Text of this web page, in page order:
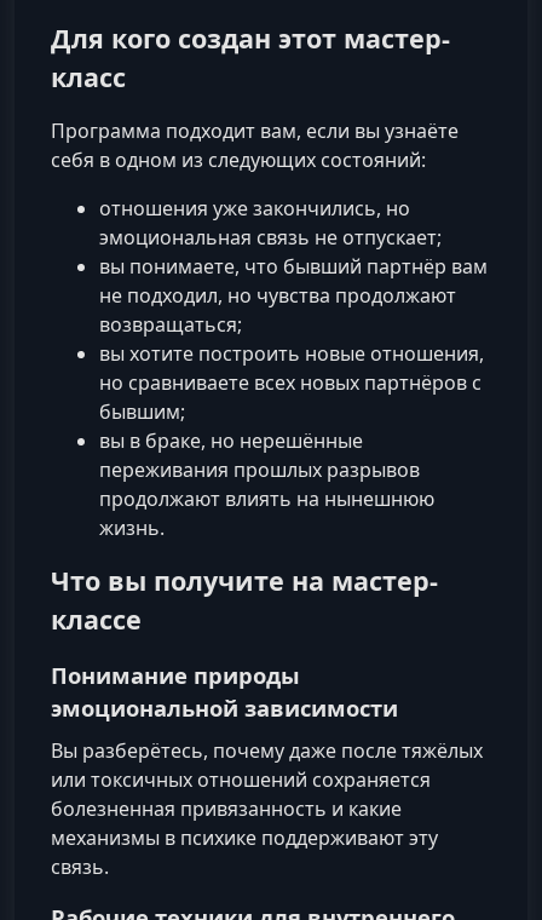
Для кого создан этот мастер-
класс
Программа подходит вам, если вы узнаёте
себя в одном из следующих состояний:
отношения уже закончились, но
эмоциональная связь не отпускает;
вы понимаете, что бывший партнёр вам
не подходил, но чувства продолжают
возвращаться;
вы хотите построить новые отношения,
но сравниваете всех новых партнёров с
бывшим;
вы в браке, но нерешённые
переживания прошлых разрывов
продолжают влиять на нынешнюю
жизнь.
Что вы получите на мастер-
классе
Понимание природы
эмоциональной зависимости
Вы разберётесь, почему даже после тяжёлых
или токсичных отношений сохраняется
болезненная привязанность и какие
механизмы в психике поддерживают эту
связь.